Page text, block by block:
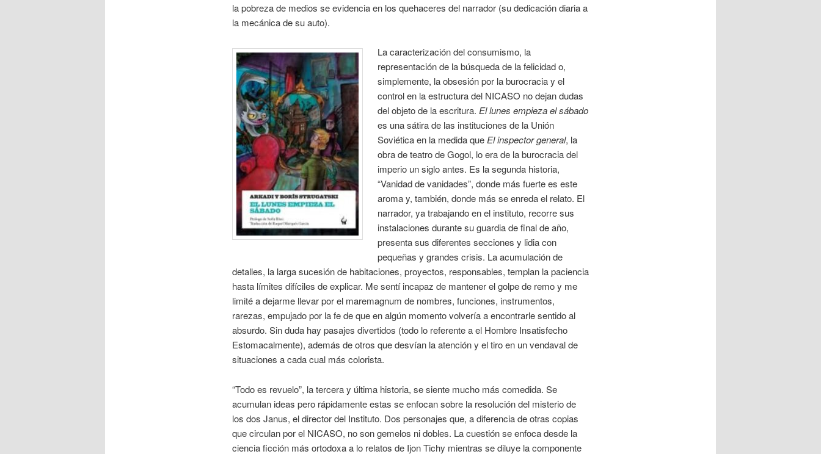
la pobreza de medios se evidencia en los quehaceres del narrador (su dedicación diaria a
la mecánica de su auto).
La caracterización del consumismo, la
representación de la búsqueda de la felicidad o,
simplemente, la obsesión por la burocracia y el
control en la estructura del NICASO no dejan dudas
del objeto de la escritura.El lunes empieza el sábado
es una sátira de las instituciones de la Unión
Soviética en la medida queEl inspector general, la
obra de teatro de Gogol, lo era de la burocracia del
imperio un siglo antes. Es la segunda historia,
“Vanidad de vanidades”, donde más fuerte es este
aroma y, también, donde más se enreda el relato. El
narrador, ya trabajando en el instituto, recorre sus
instalaciones durante su guardia de final de año,
presenta sus diferentes secciones y lidia con
pequeñas y grandes crisis. La acumulación de
detalles, la larga sucesión de habitaciones, proyectos, responsables, templan la paciencia
hasta límites difíciles de explicar. Me sentí incapaz de mantener el golpe de remo y me
limité a dejarme llevar por el maremagnum de nombres, funciones, instrumentos,
rarezas, empujado por la fe de que en algún momento volvería a encontrarle sentido al
absurdo. Sin duda hay pasajes divertidos (todo lo referente a el Hombre Insatisfecho
Estomacalmente), además de otros que desvían la atención y el tiro en un vendaval de
situaciones a cada cual más colorista.
“Todo es revuelo”, la tercera y última historia, se siente mucho más comedida. Se
acumulan ideas pero rápidamente estas se enfocan sobre la resolución del misterio de
los dos Janus, el director del Instituto. Dos personajes que, a diferencia de otras copias
que circulan por el NICASO, no son gemelos ni dobles. La cuestión se enfoca desde la
ciencia ficción más ortodoxa a lo relatos de Ijon Tichy mientras se diluye la componente